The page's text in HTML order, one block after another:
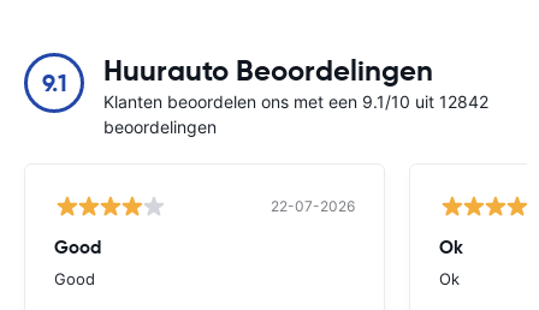
9.1 Huurauto Beoordelingen
Klanten beoordelen ons met een 9.1/10 uit 12842
beoordelingen
22-07-2026
Good
Good
Ok
Ok